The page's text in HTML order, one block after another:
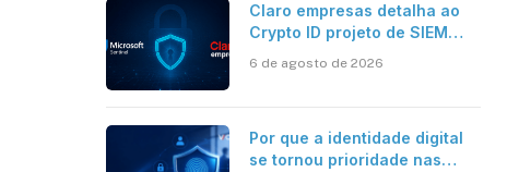
Claro empresas detalha ao
Crypto ID projeto de SIEM
resposta automatizada
6 de agosto de 2026
Por que a identidade digital
se tornou prioridade nas